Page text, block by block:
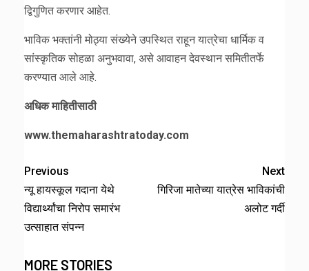
द्विगुणित करणार आहेत.
भाविक भक्तांनी मोठ्या संख्येने उपस्थित राहून यात्रेचा धार्मिक व
सांस्कृतिक सोहळा अनुभवावा, असे आवाहन देवस्थान समितीतर्फे
करण्यात आले आहे.
अधिक माहितीसाठी
www.themaharashtratoday.com
Previous
न्यू हायस्कूल गदाना येथे
विद्यार्थ्यांचा निरोप समारंभ
उत्साहात संपन्न
Next
गिरिजा मातेच्या यात्रेस भाविकांची
अलोट गर्दी
MORE STORIES